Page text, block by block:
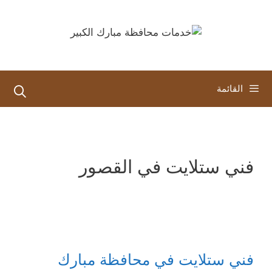
القائمة
فني ستلايت في القصور
فني ستلايت في محافظة مبارك